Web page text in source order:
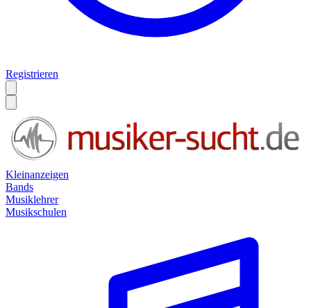
Registrieren
Kleinanzeigen
Bands
Musiklehrer
Musikschulen